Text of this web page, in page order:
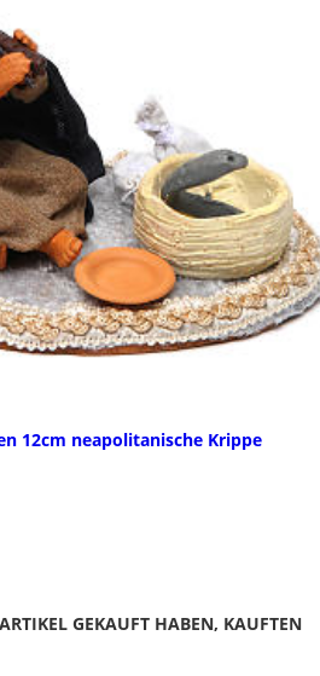
12cm neapolitanische Krippe
GEKAUFT HABEN, KAUFTEN